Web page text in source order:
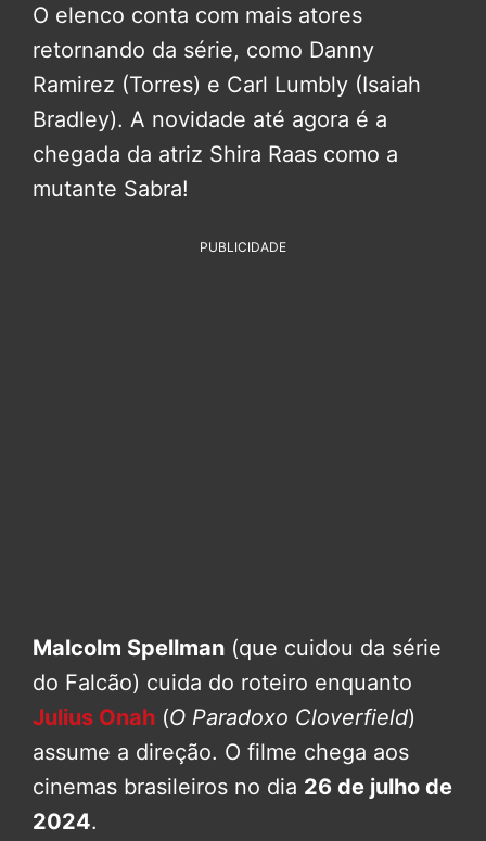
O elenco conta com mais atores
retornando da série, como Danny
Ramirez (Torres) e Carl Lumbly (Isaiah
Bradley). A novidade até agora é a
chegada da atriz Shira Raas como a
mutante Sabra!
PUBLICIDADE
Malcolm Spellman (que cuidou da série
do Falcão) cuida do roteiro enquanto
Julius Onah (O Paradoxo Cloverfield)
assume a direção. O filme chega aos
cinemas brasileiros no dia 26 de julho de
2024.